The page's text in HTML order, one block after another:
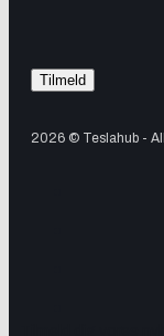
2026 © Teslahub -